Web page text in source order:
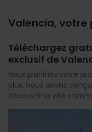
Valencia,
Téléchargez
exclusif de
Vous planifiez votre
plus. Nous avons
découvrir la ville